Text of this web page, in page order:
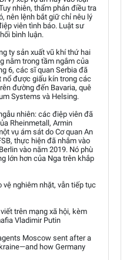
nhiên, thẩm phán điều tra
nên lệnh bắt giữ chỉ nêu lý
viên tình báo. Luật sư
bình luận.
ty sản xuất vũ khí thứ hai
nằm trong tầm ngắm của
6, các sĩ quan Serbia đã
được giấu kín trong các
đường đến Bavaria, quê
Systems và Helsing.
nhiên: các điệp viên đã
Rheinmetall, Armin
vụ ám sát do Cơ quan An
thực hiện đã nhắm vào
vào năm 2019. Nó phù
lớn hơn của Nga trên khắp
nghiêm nhặt, vẫn tiếp tục
trên mạng xã hội, kèm
Vladimir Putin
Moscow sent after a
how Germany